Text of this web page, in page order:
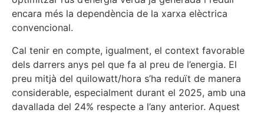
encara més la dependència de la xarxa elèctrica
convencional.
Cal tenir en compte, igualment, el context favorable
dels darrers anys pel que fa al preu de l’energia. El
preu mitjà del quilowatt/hora s’ha reduït de manera
considerable, especialment durant el 2025, amb una
davallada del 24% respecte a l’any anterior. Aquest